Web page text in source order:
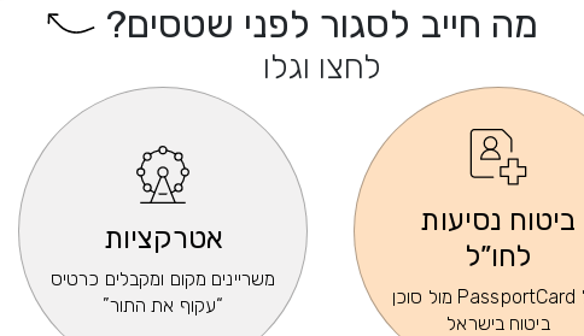
מה חייב לסגור לפני שטסים?
לחצו וגלו
ביטוח נסיעות
לחו”ל
של PassportCard מול סוכן
ביטוח בישראל
אטרקציות
משריינים מקום ומקבלים כרטיס
“עקוף את התור”